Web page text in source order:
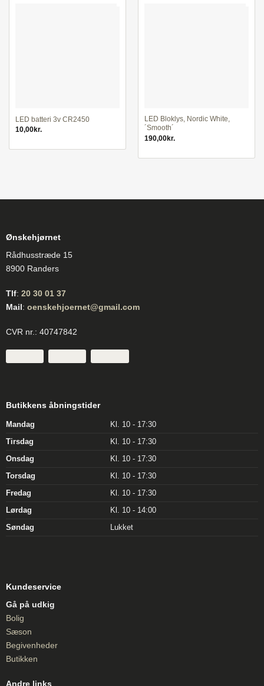
LED batteri 3v CR2450
10,00kr.
LED Bloklys, Nordic White,
´Smooth´
190,00kr.
Ønskehjørnet
Rådhusstræde 15
8900 Randers
Tlf: 20 30 01 37
Mail: oenskehjoernet@gmail.com
CVR nr.: 40747842
Butikkens åbningstider
Mandag
Kl. 10 - 17:30
Tirsdag
Kl. 10 - 17:30
Onsdag
Kl. 10 - 17:30
Torsdag
Kl. 10 - 17:30
Fredag
Kl. 10 - 17:30
Lørdag
Kl. 10 - 14:00
Søndag
Lukket
Kundeservice
Gå på udkig
Bolig
Sæson
Begivenheder
Butikken
Andre links